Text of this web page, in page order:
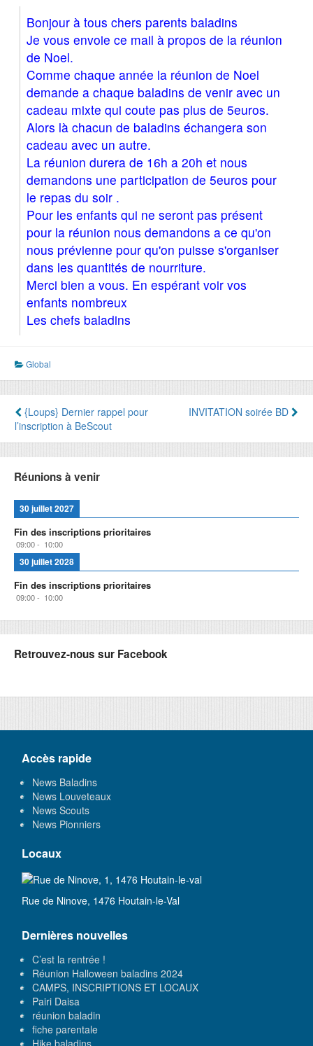
Bonjour à tous chers parents baladins
Je vous envoie ce mail à propos de la réunion
de Noel.
Comme chaque année la réunion de Noel
demande a chaque baladins de venir avec un
cadeau mixte qui coute pas plus de 5euros.
Alors là chacun de baladins échangera son
cadeau avec un autre.
La réunion durera de 16h a 20h et nous
demandons une participation de 5euros pour
le repas du soir .
Pour les enfants qui ne seront pas présent
pour la réunion nous demandons a ce qu'on
nous prévienne pour qu'on puisse s'organiser
dans les quantités de nourriture.
Merci bien a vous. En espérant voir vos
enfants nombreux
Les chefs baladins
Global
Navigation
de
l’article
{Loups} Dernier rappel pour
l’inscription à BeScout
INVITATION soirée BD
Réunions à venir
30 juillet 2027
Fin des inscriptions prioritaires
09:00- 10:00
30 juillet 2028
Fin des inscriptions prioritaires
09:00- 10:00
Retrouvez-nous sur Facebook
Accès rapide
News Baladins
News Louveteaux
News Scouts
News Pionniers
Locaux
Rue de Ninove, 1476 Houtain-le-Val
Dernières nouvelles
C’est la rentrée !
Réunion Halloween baladins 2024
CAMPS, INSCRIPTIONS ET LOCAUX
Pairi Daisa
réunion baladin
fiche parentale
Hike baladins